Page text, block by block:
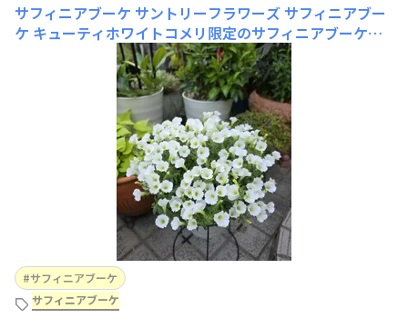
サフィニアブーケ サントリーフラワーズ サフィニアブー
ケ キューティホワイトコメリ限定のサフィニアブーケ近
所にコメリが無い民なので今までご縁が無かったのですが
今シーズンはちょっと遠出したときにコメリに寄ることが
出来まして✨初サフィニアブーケです🔰全く上手く育てら
れてないけれど それでもここまで咲いてくれるのがすご
サフィニアブーケ
サフィニアブーケ